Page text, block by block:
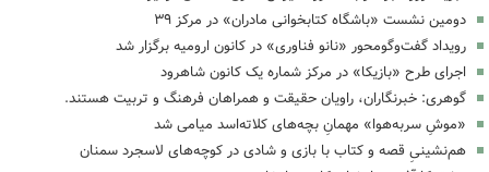
دومین نشست «باشگاه کتابخوانی مادران» در مرکز ۳۹
رویداد گفت‌وگومحور «نانو فناوری» در کانون ارومیه برگزار شد
اجرای طرح «بازیکا» در مرکز شماره یک کانون شاهرود
گوهری: خبرنگاران، راویان حقیقت و همراهان فرهنگ و تربیت هستند.
«موشِ سربه‌هوا» مهمانِ بچه‌های کلاته‌اسد میامی شد
هم‌نشینیِ قصه و کتاب با بازی و شادی در کوچه‌های لاسجرد سمنان